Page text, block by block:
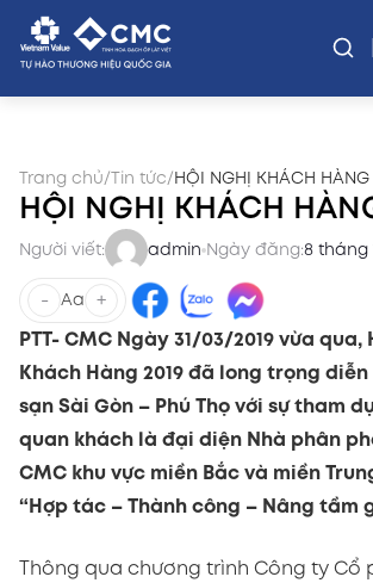
Trang chủ/ Tin tức/ HỘI NGHỊ KHÁCH HÀNG
HỘI NGHỊ KHÁCH
Người viết: admin Ngày đăng:8 tháng
- Aa +
PTT- CMC Ngày 31/03/2019 vừa qua,
Khách Hàng 2019 đã long trọng
sạn Sài Gòn – Phú Thọ với sự tham
quan khách là đại diện Nhà phân
CMC khu vực miền Bắc và miền
“Hợp tác – Thành công – Nâng tầm
Thông qua chương trình Công ty Cổ